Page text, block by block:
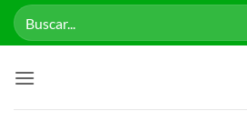
Saltar
Buscar
por: